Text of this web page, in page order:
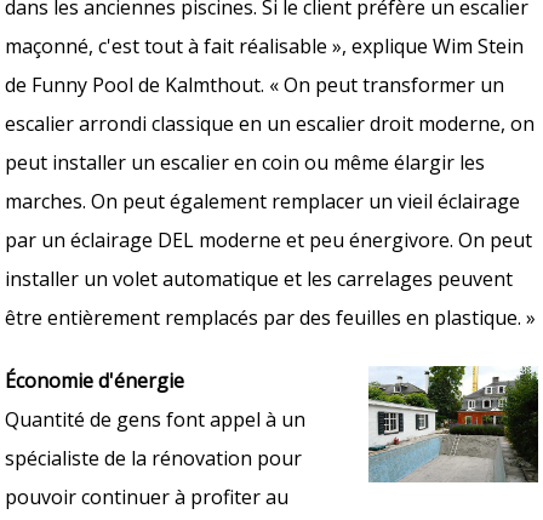
dans les anciennes piscines. Si le client préfère un escalier
maçonné, c'est tout à fait réalisable », explique Wim Stein
de Funny Pool de Kalmthout. « On peut transformer un
escalier arrondi classique en un escalier droit moderne, on
peut installer un escalier en coin ou même élargir les
marches. On peut également remplacer un vieil éclairage
par un éclairage DEL moderne et peu énergivore. On peut
installer un volet automatique et les carrelages peuvent
être entièrement remplacés par des feuilles en plastique. »
Économie d'énergie
Quantité de gens font appel à un
spécialiste de la rénovation pour
pouvoir continuer à profiter au